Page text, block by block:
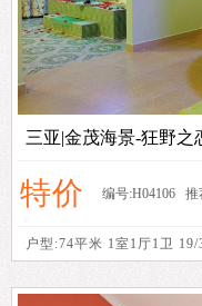
三亚|金茂海景-狂野之
特价 编号:H04106 推
户型:74平米 1室1厅1卫